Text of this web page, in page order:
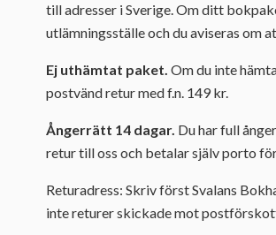
till adresser i Sverige. Om ditt
utlämningsställe och du aviseras om
Ej uthämtat paket. Om du inte
postvänd retur med f.n. 149 kr.
Ångerrätt 14 dagar. Du har full
retur till oss och betalar själv porto
Returadress: Skriv först Svalans
inte returer skickade mot